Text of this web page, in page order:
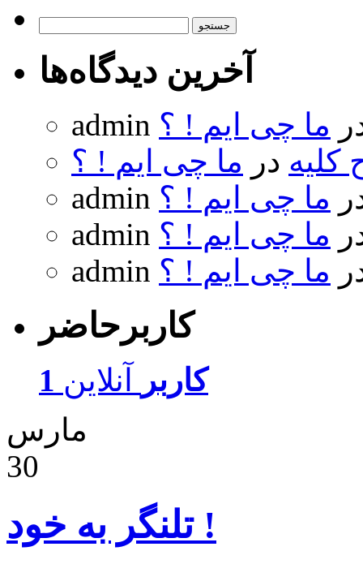
آخرین دیدگاه‌ها
admin ما چی ایم ! ؟
کلیه در ما چی ایم ! ؟
admin ما چی ایم ! ؟
admin ما چی ایم ! ؟
admin ما چی ایم ! ؟
کاربرحاضر
1 کاربر
آنلاین
مارس
30
تلنگر به خود !